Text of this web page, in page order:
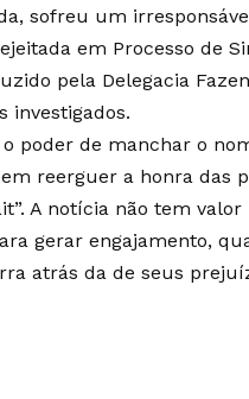
sofreu um
em Processo de
pela Delegacia
investigados.
poder de manchar o
reerguer a honra das
A notícia não tem
gerar engajamento,
atrás da de seus